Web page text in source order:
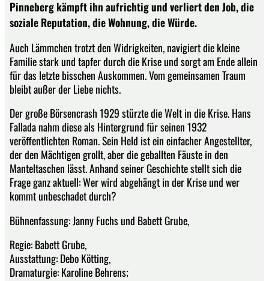
Pinneberg kämpft ihn aufrichtig und verliert den Job, die
soziale Reputation, die Wohnung, die Würde.
Auch Lämmchen trotzt den Widrigkeiten, navigiert die kleine
Familie stark und tapfer durch die Krise und sorgt am Ende allein
für das letzte bisschen Auskommen. Vom gemeinsamen Traum
bleibt außer der Liebe nichts.
Der große Börsencrash 1929 stürzte die Welt in die Krise. Hans
Fallada nahm diese als Hintergrund für seinen 1932
veröffentlichten Roman. Sein Held ist ein einfacher Angestellter,
der den Mächtigen grollt, aber die geballten Fäuste in den
Manteltaschen lässt. Anhand seiner Geschichte stellt sich die
Frage ganz aktuell: Wer wird abgehängt in der Krise und wer
kommt unbeschadet durch?
Bühnenfassung: Janny Fuchs und Babett Grube,
Regie: Babett Grube,
Ausstattung: Debo Kötting,
Dramaturgie: Karoline Behrens;